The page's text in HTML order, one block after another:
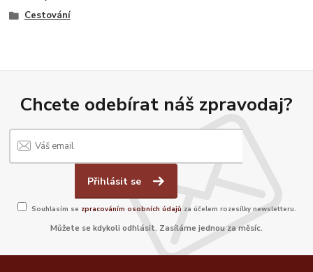
Cestování
Chcete odebírat náš zpravodaj?
Přihlásit se
Souhlasím se zpracováním osobních údajů za účelem rozesílky newsletteru.
Můžete se kdykoli odhlásit. Zasíláme jednou za měsíc.